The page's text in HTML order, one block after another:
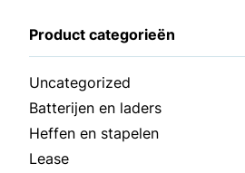
Uncategorized
Batterijen en laders
Heffen en stapelen
Lease